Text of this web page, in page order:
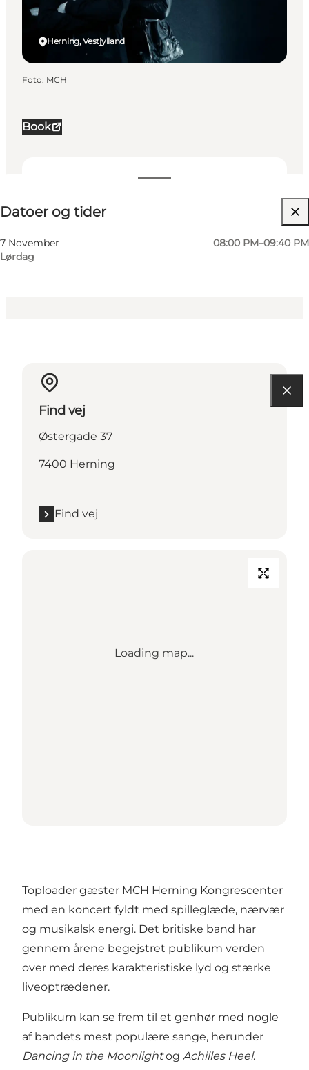
Book
Datoer og tider
7 November
Lørdag
08:00 PM–09:40 PM
Besøg hjemmeside
Min virksomhed, Mig selv, Min partner, Venner,
Herning, Vestjylland
Foto: MCH
Find vej
Østergade 37
7400 Herning
Find vej
Loading map...
Toploader gæster MCH Herning Kongrescenter
med en koncert fyldt med spilleglæde, nærvær
og musikalsk energi. Det britiske band har
gennem årene begejstret publikum verden
over med deres karakteristiske lyd og stærke
liveoptrædener.
Publikum kan se frem til et genhør med nogle
af bandets mest populære sange, herunder
Dancing in the Moonlightog Achilles Heel.